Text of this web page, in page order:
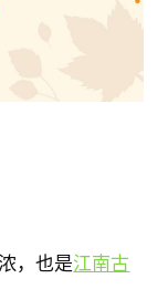
，也是江南古